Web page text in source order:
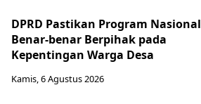
DPRD Pastikan Program Nasional
Benar-benar Berpihak pada
Kepentingan Warga Desa
Kamis, 6 Agustus 2026